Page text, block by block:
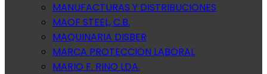
MANUFACTURAS Y DISTRIBUCIONES
MAOF STEEL, C.B.
MAQUINARIA DISBER
MARCA PROTECCION LABORAL
MARIO F. RINO LDA.